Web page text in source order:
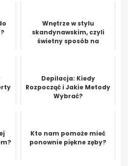
Wnętrze w stylu
skandynawskim, czyli
świetny sposób na
Depilacja: Kiedy
Rozpocząć i Jakie Metody
Wybrać?
Kto nam pomoże mieć
ponownie piękne zęby?